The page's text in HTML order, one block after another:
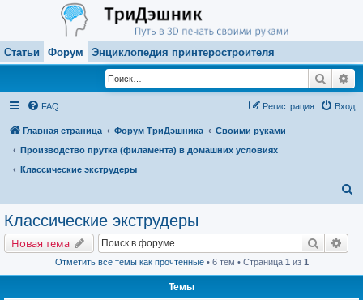
Статьи Форум Энциклопедия принтеростроителя
Поиск
FAQ Вход
Регистрация
Главная страница Форум ТриДэшника
Своими руками
Производство прутка (филамента) в домашних условиях
Классические экструдеры
Классические экструдеры
Новая тема Поиск
Отметить все темы как прочтённые• 6 тем • Страница 1 из 1
Темы